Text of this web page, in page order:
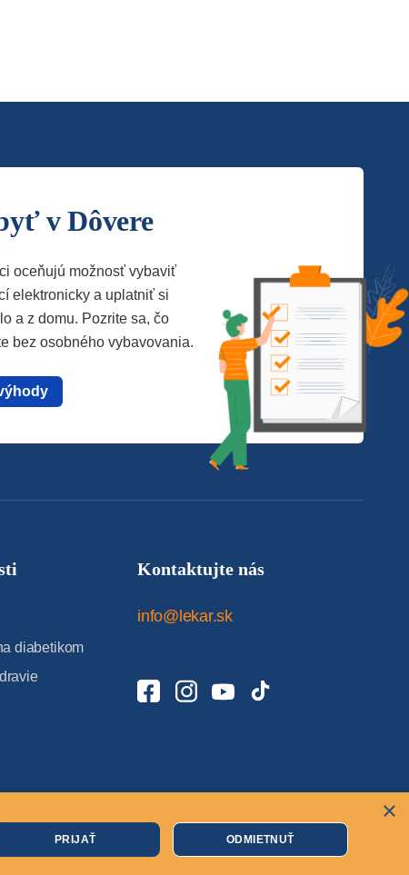
v Dôvere
oceňujú možnosť vybaviť
elektronicky a uplatniť si
a z domu. Pozrite sa, čo
bez osobného vybavovania.
diabetikom
Kontaktujte nás
info@lekar.sk
Cookies
×
PRIJAŤ ODMIETNUŤ